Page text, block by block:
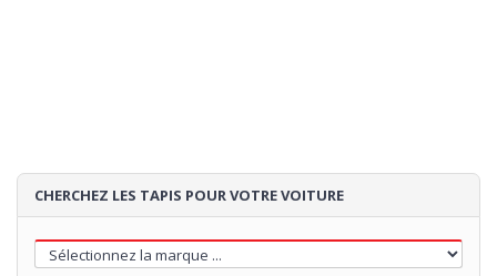
CHERCHEZ LES TAPIS POUR VOTRE VOITURE